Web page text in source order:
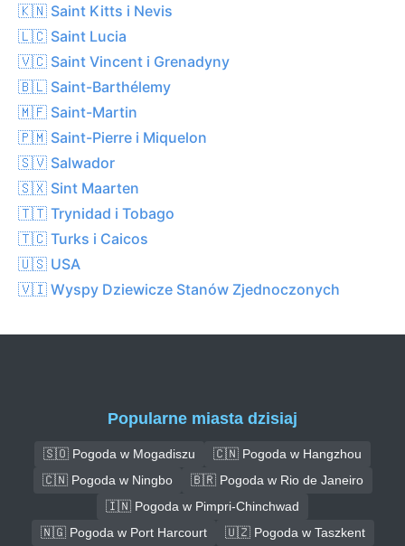
🇰🇳 Saint Kitts i Nevis
🇱🇨 Saint Lucia
🇻🇨 Saint Vincent i Grenadyny
🇧🇱 Saint-Barthélemy
🇲🇫 Saint-Martin
🇵🇲 Saint-Pierre i Miquelon
🇸🇻 Salwador
🇸🇽 Sint Maarten
🇹🇹 Trynidad i Tobago
🇹🇨 Turks i Caicos
🇺🇸 USA
🇻🇮 Wyspy Dziewicze Stanów Zjednoczonych
Popularne miasta dzisiaj
🇸🇴 Pogoda w Mogadiszu
🇨🇳 Pogoda w Hangzhou
🇨🇳 Pogoda w Ningbo
🇧🇷 Pogoda w Rio de Janeiro
🇮🇳 Pogoda w Pimpri-Chinchwad
🇳🇬 Pogoda w Port Harcourt
🇺🇿 Pogoda w Taszkent